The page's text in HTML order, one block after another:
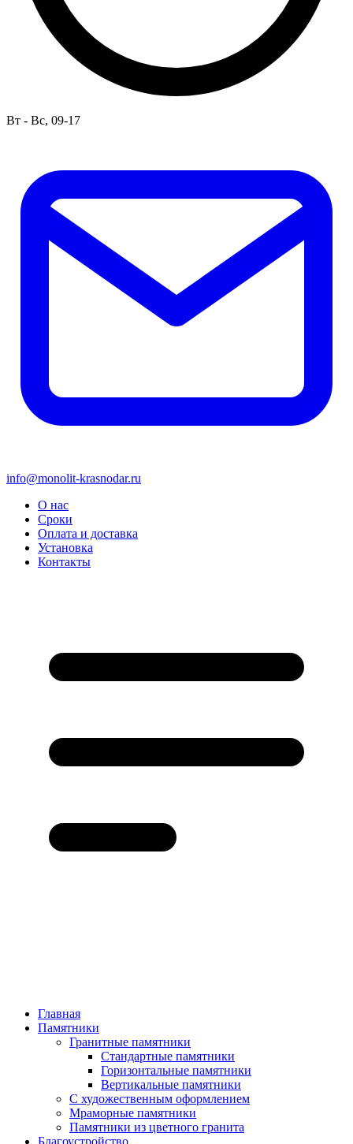
Вт - Вс, 09-17
info@monolit-krasnodar.ru
О нас
Сроки
Оплата и доставка
Установка
Контакты
Главная
Памятники
Гранитные памятники
Стандартные памятники
Горизонтальные памятники
Вертикальные памятники
С художественным оформлением
Мраморные памятники
Памятники из цветного гранита
Благоустройство